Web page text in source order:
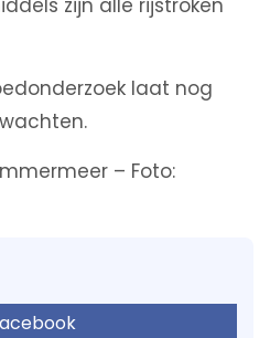
zijn alle rijstroken
laat nog
– Foto: